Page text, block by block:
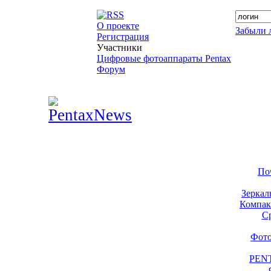
О проекте
Регистрация
Участники
Цифровые фотоаппараты Pentax
Форум
Забыли